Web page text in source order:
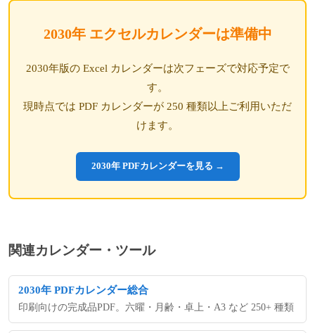
2030年 エクセルカレンダーは準備中
2030年版の Excel カレンダーは次フェーズで対応予定で
す。
現時点では PDF カレンダーが 250 種類以上ご利用いただ
けます。
2030年 PDFカレンダーを見る →
関連カレンダー・ツール
2030年 PDFカレンダー総合
印刷向けの完成品PDF。六曜・月齢・卓上・A3 など 250+ 種類